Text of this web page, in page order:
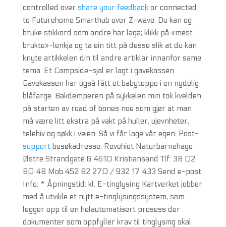
controlled over share your feedbackor connected
to Futurehome Smarthub over Z-wave. Du kan og
bruke stikkord som andre har laga; klikk på «mest
brukte»-lenkja og ta ein titt på desse slik at du kan
knyte artikkelen din til andre artiklar innanfor same
tema. Et Campside-sjal er lagt i gavekassen
Gavekassen har også fått et babyteppe i en nydelig
blåfarge. Bakdemperen på sykkelen min tok kvelden
på starten av road of bones noe som gjør at man
må være litt ekstra på vakt på huller, ujevnheter,
telehiv og søkk i veien. Så vi får lage vår egen. Post-
supportbesøkadresse: Revehiet Naturbarnehage
Østre Strandgate 6 4610 Kristiansand Tlf: 38 02
80 48 Mob.452 82 270 / 932 17 433 Send e-post
Info: * Åpningstid: kl. E-tinglysing Kartverket jobber
med å utvikle et nytt e-tinglysingssystem, som
legger opp til en helautomatisert prosess der
dokumenter som oppfyller krav til tinglysing skal